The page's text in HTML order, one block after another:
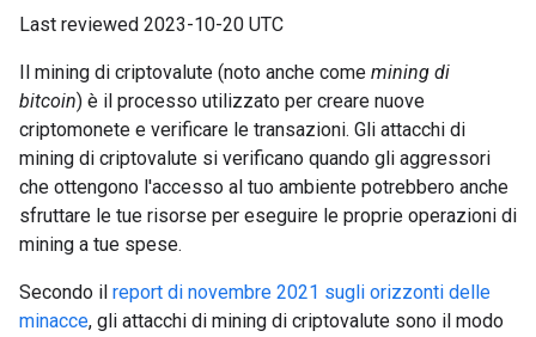
Last reviewed 2023-10-20 UTC
Il mining di criptovalute (noto anche come mining di
bitcoin) è il processo utilizzato per creare nuove
criptomonete e verificare le transazioni. Gli attacchi di
mining di criptovalute si verificano quando gli aggressori
che ottengono l'accesso al tuo ambiente potrebbero anche
sfruttare le tue risorse per eseguire le proprie operazioni di
mining a tue spese.
Secondo il report di novembre 2021 sugli orizzonti delle
minacce, gli attacchi di mining di criptovalute sono il modo